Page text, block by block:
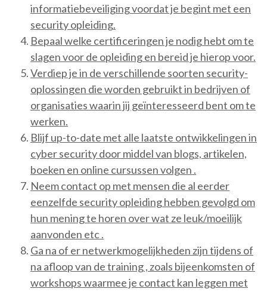
informatiebeveiliging voordat je begint met een
security opleiding.
Bepaal welke certificeringen je nodig hebt om te
slagen voor de opleiding en bereid je hierop voor.
Verdiep je in de verschillende soorten security-
oplossingen die worden gebruikt in bedrijven of
organisaties waarin jij geïnteresseerd bent om te
werken.
Blijf up-to-date met alle laatste ontwikkelingen in
cyber security door middel van blogs, artikelen,
boeken en online cursussen volgen .
Neem contact op met mensen die al eerder
eenzelfde security opleiding hebben gevolgd om
hun mening te horen over wat ze leuk/moeilijk
aanvonden etc .
Ga na of er netwerkmogelijkheden zijn tijdens of
na afloop van de training , zoals bijeenkomsten of
workshops waarmee je contact kan leggen met